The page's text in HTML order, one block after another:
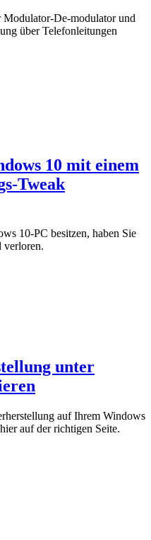
De-modulator und
über Telefonleitungen
10 mit einem
Tweak
10-PC besitzen, haben Sie
verloren.
unter
auf Ihrem Windows
auf der richtigen Seite.